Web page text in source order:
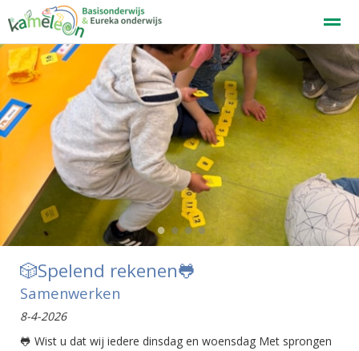
Welkom
Home Zoeken Nieuws
● ● ●●
🎲Spelend rekenen🐸
Samenwerken
8-4-2026
🐸 Wist u dat wij iedere dinsdag en woensdag Met sprongen